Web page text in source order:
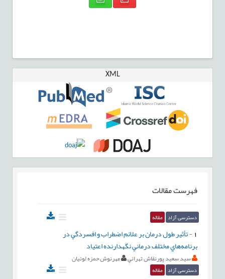
XML
فهرست مقالات
دسترسی آزاد مقاله
-تأثير طول درمان بر علائم اضطراب و افسردگي در
برنامه‌هاي مختلف درماني نگهدارنده اعتياد
سيد سعيد پورنقاش تهراني مهرنوش حمزه لوئيان
دسترسی آزاد مقاله